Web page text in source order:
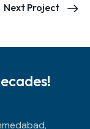
Next Project